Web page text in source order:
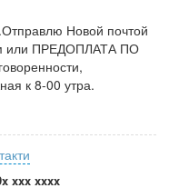
Новой почтой
или ПРЕДОПЛАТА ПО
к 8-00 утра.
xxx xxxx